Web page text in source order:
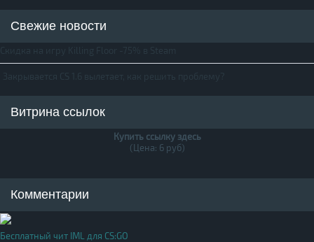
Свежие новости
Витрина ссылок
Купить ссылку здесь
(Цена: 6 руб)
Комментарии
Бесплатный чит IML для CS:GO